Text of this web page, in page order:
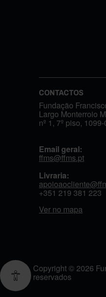
CONTACTOS
Fundação
Largo Monterroio
nº 1, 7º piso,
Email geral:
ffms@ffms.pt
Livraria:
+351 219 381 223
Ver no mapa
Copyright © 2026
reservados